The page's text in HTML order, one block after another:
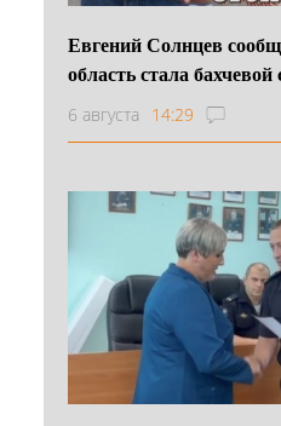
Евгений Солнцев
область стала
6 августа 14:29